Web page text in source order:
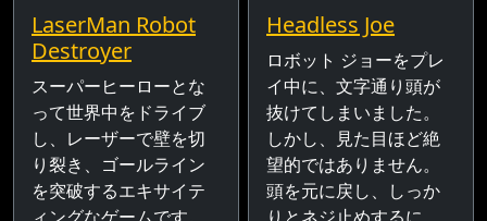
LaserMan Robot
Destroyer
スーパーヒーローとな
って世界中をドライブ
し、レーザーで壁を切
り裂き、ゴールライン
を突破するエキサイテ
Headless Joe
ロボット ジョーをプレ
イ中に、文字通り頭が
抜けてしまいました。
しかし、見た目ほど絶
望的ではありません。
頭を元に戻し、しっか